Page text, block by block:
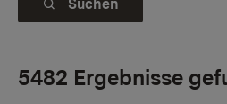
Suchen
5482 Ergebnisse